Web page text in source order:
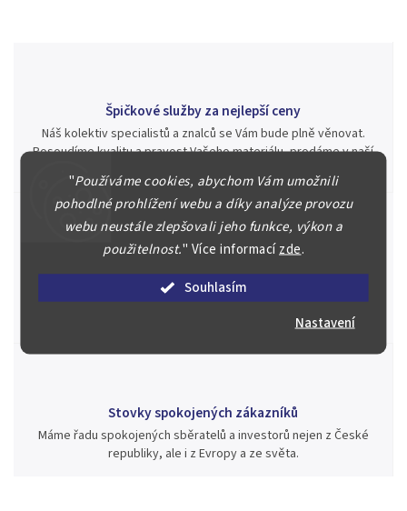
"Používáme cookies, abychom Vám umožnili
pohodlné prohlížení webu a díky analýze provozu
webu neustále zlepšovali jeho funkce, výkon a
použitelnost." Více informacízde.
Souhlasím
Nastavení
Špičkové služby za nejlepší ceny
Náš kolektiv specialistů a znalců se Vám bude plně věnovat.
Posoudíme kvalitu a pravost Vašeho materiálu, prodáme v naší
Jsme zde pro Vás nepřetržitě již od roku 2000
Během té doby jsme v našich aukcích prodali významné sbírky i
jednotlivé kusy unikátních mincí, bankovek, řádů a vyznamenání
Stovky spokojených zákazníků
Máme řadu spokojených sběratelů a investorů nejen z České
republiky, ale i z Evropy a ze světa.